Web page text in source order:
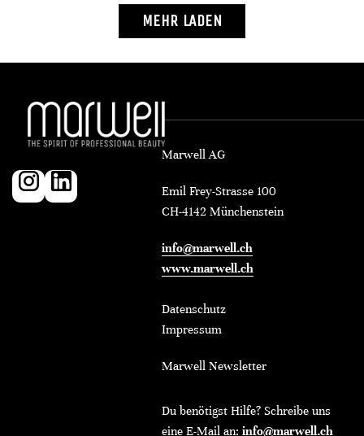
MEHR LADEN
Marwell AG
Emil Frey-Strasse 100
CH-4142 Münchenstein
info@marwell.ch
www.marwell.ch
Datenschutz
Impressum
Marwell Newsletter
Du benötigst Hilfe? Schreibe uns
eine E-Mail an: info@marwell.ch